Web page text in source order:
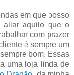
em que posso
aliar aquilo que o
com prazer
é sempre um
bom. Essas
uma loja linda de